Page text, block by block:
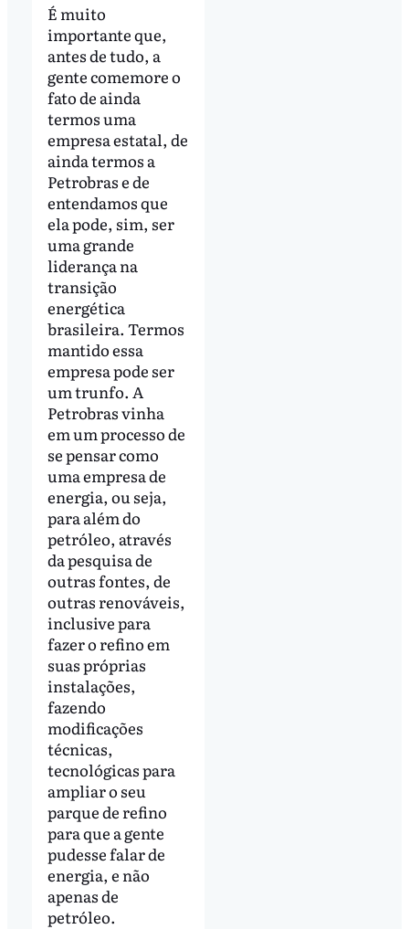
É muito
importante que,
antes de tudo, a
gente comemore o
fato de ainda
termos uma
empresa estatal, de
ainda termos a
Petrobras e de
entendamos que
ela pode, sim, ser
uma grande
liderança na
transição
energética
brasileira. Termos
mantido essa
empresa pode ser
um trunfo. A
Petrobras vinha
em um processo de
se pensar como
uma empresa de
energia, ou seja,
para além do
petróleo, através
da pesquisa de
outras fontes, de
outras renováveis,
inclusive para
fazer o refino em
suas próprias
instalações,
fazendo
modificações
técnicas,
tecnológicas para
ampliar o seu
parque de refino
para que a gente
pudesse falar de
energia, e não
apenas de
petróleo.